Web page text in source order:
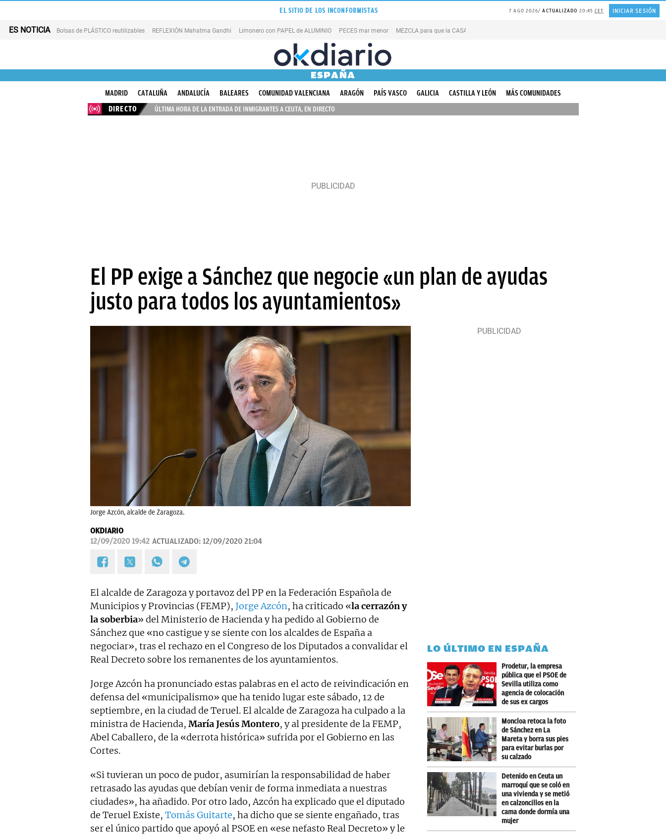
EL SITIO DE LOS INCONFORMISTAS 7 AGO 2026 ACTUALIZADO 20:45CET INICIAR SESIÓN
ES NOTICIA Bolsas de PLÁSTICO reutilizables REFLEXIÓN Mahatma Gandhi Limonero con PAPEL de ALUMINIO PECES mar menor
ESPAÑA
MADRID CATALUÑA ANDALUCÍA BALEARES COMUNIDAD VALENCIANA ARAGÓN PAÍS VASCO GALICIA CASTILLA Y LEÓN
MÁS COMUNIDADES
DIRECTO
ÚLTIMA HORA DE LA ENTRADA DE INMIGRANTES A CEUTA, EN DIRECTO
El PP exige a Sánchez que negocie «un plan de ayudas
justo para todos los ayuntamientos»
Jorge Azcón, alcalde de Zaragoza.
OKDIARIO
12/09/2020 19:42 ACTUALIZADO: 12/09/2020 21:04
El alcalde de Zaragoza y portavoz del PP en la Federación Española de
Municipios y Provincias (FEMP), Jorge Azcón, ha criticado «la cerrazón y
la soberbia» del Ministerio de Hacienda y ha pedido al Gobierno de
Sánchez que «no castigue y se siente con los alcaldes de España a
negociar», tras el rechazo en el Congreso de los Diputados a convalidar el
Real Decreto sobre los remanentes de los ayuntamientos.
Jorge Azcón ha pronunciado estas palabras en el acto de reivindicación en
defensa del «municipalismo» que ha tenido lugar este sábado, 12 de
septiembre, en la ciudad de Teruel. El alcalde de Zaragoza ha culpado a la
ministra de Hacienda, María Jesús Montero, y al presidente de la FEMP,
Abel Caballero, de la «derrota histórica» sufrida por el Gobierno en las
Cortes.
«Si tuvieran un poco de pudor, asumirían la responsabilidad de haber
retrasado las ayudas que debían venir de forma inmediata a nuestras
ciudades», ha añadido. Por otro lado, Azcón ha explicado que el diputado
de Teruel Existe, Tomás Guitarte, ha dicho que se siente engañado, tras
ser el único partido que apoyó al PSOE en «ese nefasto Real Decreto» y le
LO ÚLTIMO EN ESPAÑA
Prodetur, la empresa
pública que el PSOE de
Sevilla utiliza como
agencia de colocación
de sus ex cargos
Moncloa retoca la foto
de Sánchez en La
Mareta y borra sus pies
para evitar burlas por
su calzado
Detenido en Ceuta un
marroquí que se coló en
una vivienda y se metió
en calzoncillos en la
cama donde dormía una
mujer